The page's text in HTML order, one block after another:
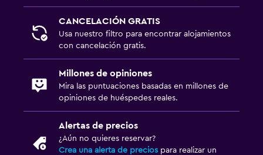
CANCELACIÓN GRATIS
Usa nuestro filtro para encontrar alojamientos
con cancelación gratis.
Millones de opiniones
Mira las puntuaciones basadas en millones de
opiniones de huéspedes reales.
Alertas de precios
¿Aún no quieres reservar?
Crea una alerta de precios para realizar un